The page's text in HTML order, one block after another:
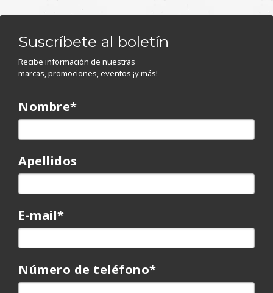
Suscríbete al boletín
Recibe información de nuestras
marcas, promociones, eventos ¡y más!
Nombre*
Apellidos
E-mail*
Número de teléfono*